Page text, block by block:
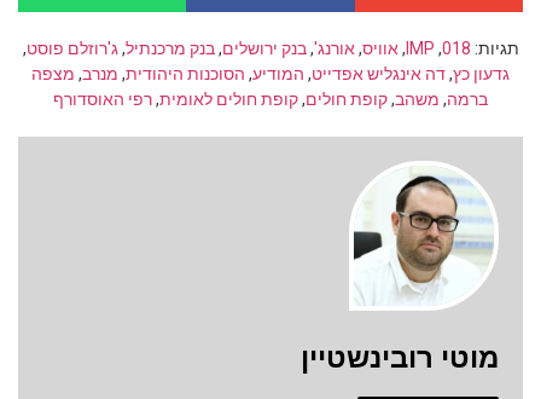
תגיות: 018
,
IMP
,אוויס,אורנג',בנק ירושלים,בנק מרכנתיל,ג'רוזלם פוסט,
גדעון כץ,דה אינגליש אפדייט, המודיע, הסוכנות היהודית, מנרב, מצפה
ברמה, משהב,קופת חולים,קופת חולים לאומית,רפי האוסדורף
מוטי רובינשטיין